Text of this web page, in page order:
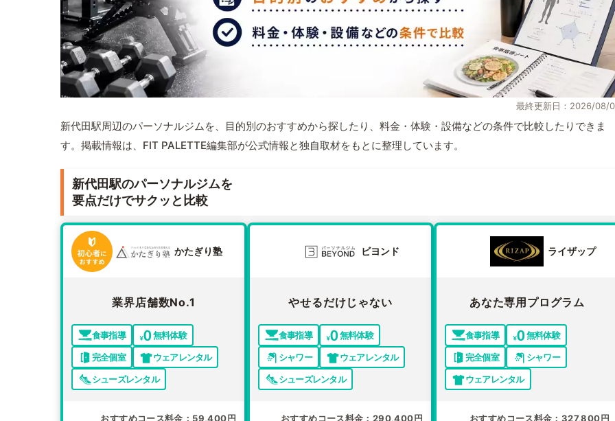
最終更新日：2026/08/
新代田駅周辺のパーソナルジムを、目的別のおすすめから探したり、料金・体験・設備などの条件で比較したりできま
す。掲載情報は、FIT PALETTE編集部が公式情報と独自取材をもとに整理しています。
新代田駅のパーソナルジムを
要点だけでサクッと比較
かたぎり塾
業界店舗数No.1
食事指導
無料体験
完全個室
ウェアレンタル
シューズレンタル
おすすめコース料金 59,400円
ビヨンド
やせるだけじゃない
食事指導
無料体験
シャワー
ウェアレンタル
シューズレンタル
おすすめコース料金 290,400円
ライザップ
あなた専用プログラム
食事指導
無料体験
完全個室
シャワー
ウェアレンタル
おすすめコース料金 327,800円